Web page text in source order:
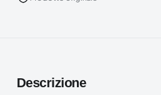
Descrizione